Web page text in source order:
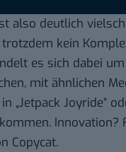
also deutlich
trotzdem kein
es sich dabei
mit ähnlichen
„Jetpack Joyride“
Innovation?
Copycat.